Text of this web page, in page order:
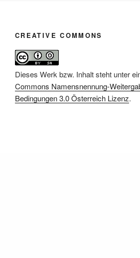
CREATIVE COMMONS
Dieses Werk bzw. Inhalt steht unter
Commons Namensnennung-
Bedingungen 3.0 Österreich Lizenz.